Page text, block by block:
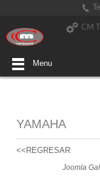
CM
Menu
YAMAHA
<<REGRESAR
Joomla